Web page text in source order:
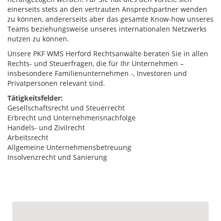
einerseits stets an den vertrauten Ansprechpartner wenden
zu können, andererseits aber das gesamte Know-how unseres
Teams beziehungsweise unseres internationalen Netzwerks
nutzen zu können.
Unsere PKF WMS Herford Rechtsanwälte beraten Sie in allen
Rechts- und Steuerfragen, die für Ihr Unternehmen –
insbesondere Familienunternehmen -, Investoren und
Privatpersonen relevant sind.
Tätigkeitsfelder:
Gesellschaftsrecht und Steuerrecht
Erbrecht und Unternehmensnachfolge
Handels- und Zivilrecht
Arbeitsrecht
Allgemeine Unternehmensbetreuung
Insolvenzrecht und Sanierung